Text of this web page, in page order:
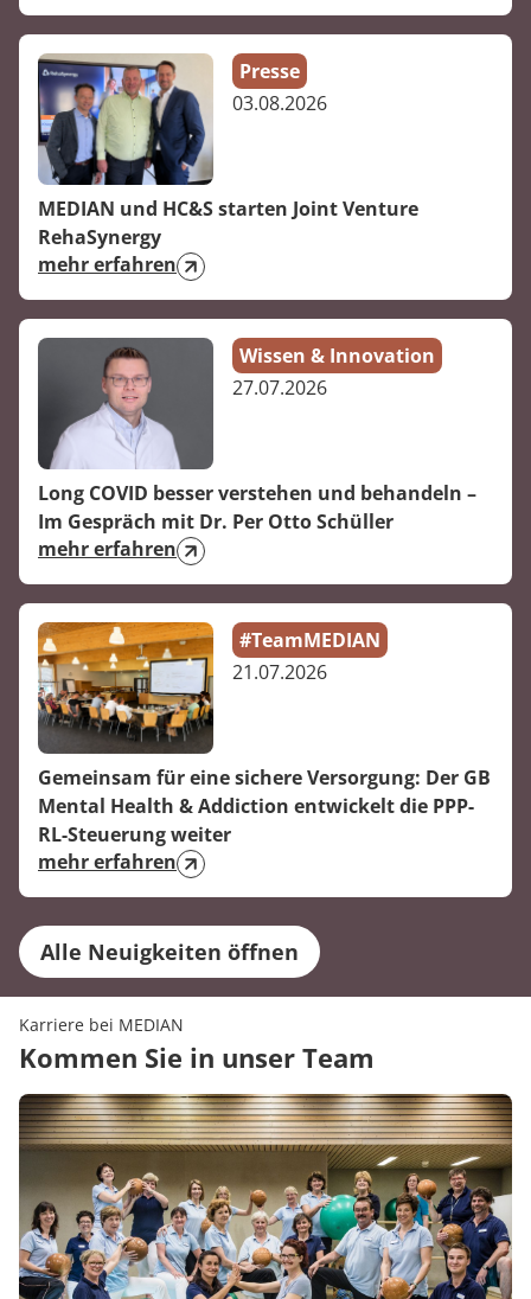
Presse
03.08.2026
MEDIAN und HC&S starten Joint Venture
RehaSynergy
mehr erfahren
Wissen & Innovation
27.07.2026
Long COVID besser verstehen und behandeln –
Im Gespräch mit Dr. Per Otto Schüller
mehr erfahren
#TeamMEDIAN
21.07.2026
Gemeinsam für eine sichere Versorgung: Der GB
Mental Health & Addiction entwickelt die PPP-
RL-Steuerung weiter
mehr erfahren
Alle Neuigkeiten öffnen
Karriere bei MEDIAN
Kommen Sie in unser Team